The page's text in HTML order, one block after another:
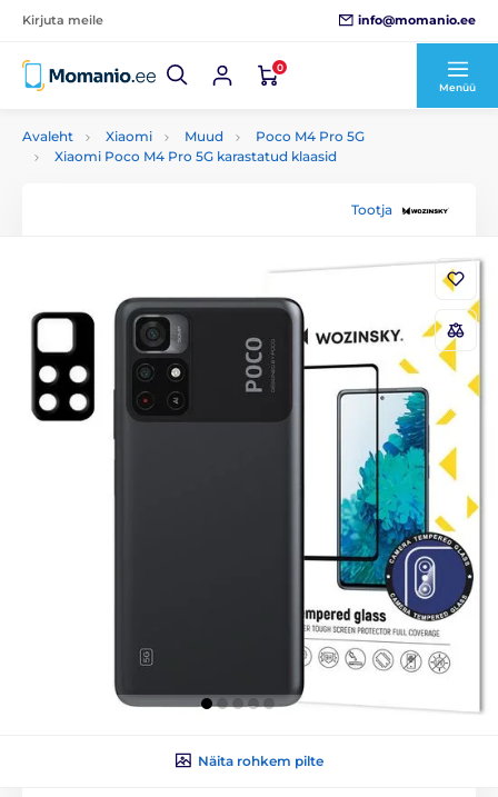
Kirjuta meile info@momanio.ee
0
Menüü
Avaleht Xiaomi Muud
Poco M4 Pro 5G
Xiaomi Poco M4 Pro 5G karastatud klaasid
Tootja
Näita rohkem pilte